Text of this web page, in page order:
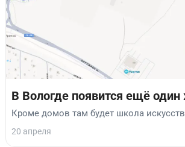
В Вологде появится ещё
Кроме домов там будет школа
20 апреля